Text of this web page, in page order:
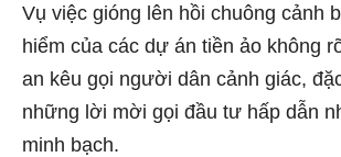
Vụ việc gióng lên hồi chuông cảnh
hiểm của các dự án tiền ảo không
an kêu gọi người dân cảnh giác,
những lời mời gọi đầu tư hấp dẫn
minh bạch.